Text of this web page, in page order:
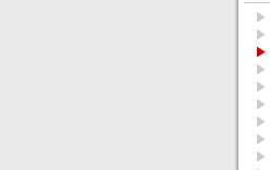
▶
▶
▶
▶
▶
▶
▶
▶
▶